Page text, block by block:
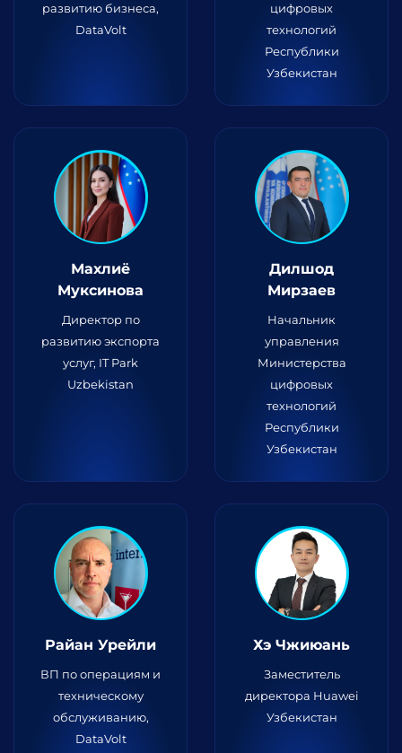
развитию бизнеса,
DataVolt
цифровых
технологий
Республики
Узбекистан
Махлиё
Муксинова
Директор по
развитию экспорта
услуг, IT Park
Uzbekistan
Дилшод
Мирзаев
Начальник
управления
Министерства
цифровых
технологий
Республики
Узбекистан
Райан Урейли
ВП по операциям и
техническому
обслуживанию,
DataVolt
Хэ Чжиюань
Заместитель
директора Huawei
Узбекистан